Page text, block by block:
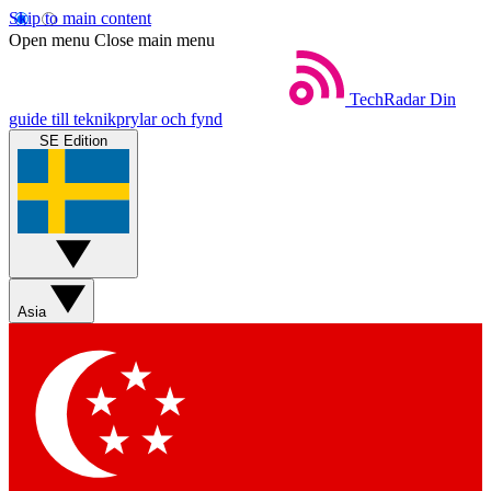
Skip to main content
Open menu Close main menu
TechRadar Din
guide till teknikprylar och fynd
SE Edition
Asia